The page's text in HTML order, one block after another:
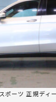
ポーツ 正規ディ